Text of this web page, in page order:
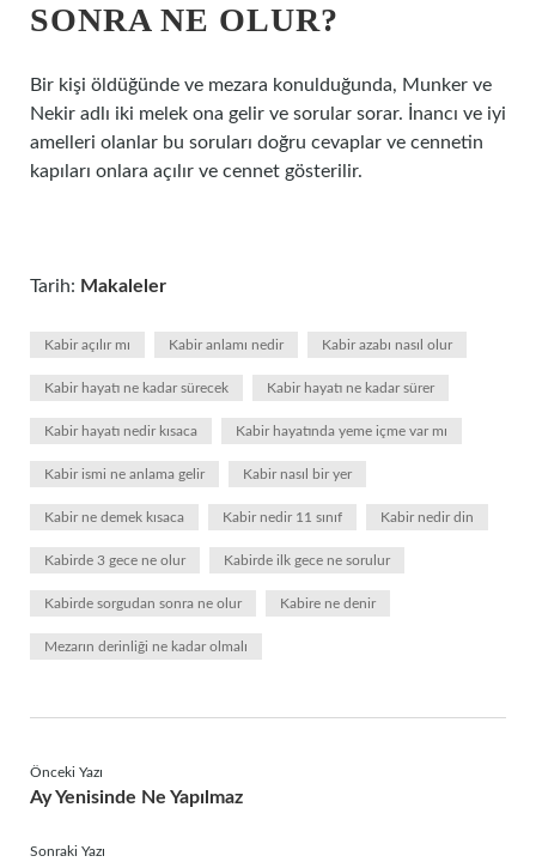
SONRA NE OLUR?
Bir kişi öldüğünde ve mezara konulduğunda, Munker ve
Nekir adlı iki melek ona gelir ve sorular sorar. İnancı ve iyi
amelleri olanlar bu soruları doğru cevaplar ve cennetin
kapıları onlara açılır ve cennet gösterilir.
Tarih: Makaleler
Kabir açılır mı Kabir anlamı nedir Kabir azabı nasıl olur
Kabir hayatı ne kadar sürecek Kabir hayatı ne kadar sürer
Kabir hayatı nedir kısaca Kabir hayatında yeme içme var mı
Kabir ismi ne anlama gelir Kabir nasıl bir yer
Kabir ne demek kısaca Kabir nedir 11 sınıf Kabir nedir din
Kabirde 3 gece ne olur Kabirde ilk gece ne sorulur
Kabirde sorgudan sonra ne olur Kabire ne denir
Mezarın derinliği ne kadar olmalı
Önceki Yazı
Ay Yenisinde Ne Yapılmaz
Sonraki Yazı